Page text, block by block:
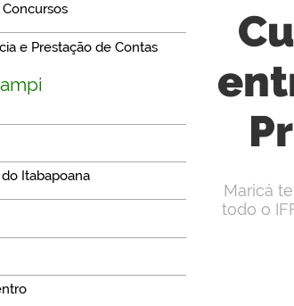
e Prestação de Contas
Itabapoana
Maricá
todo o